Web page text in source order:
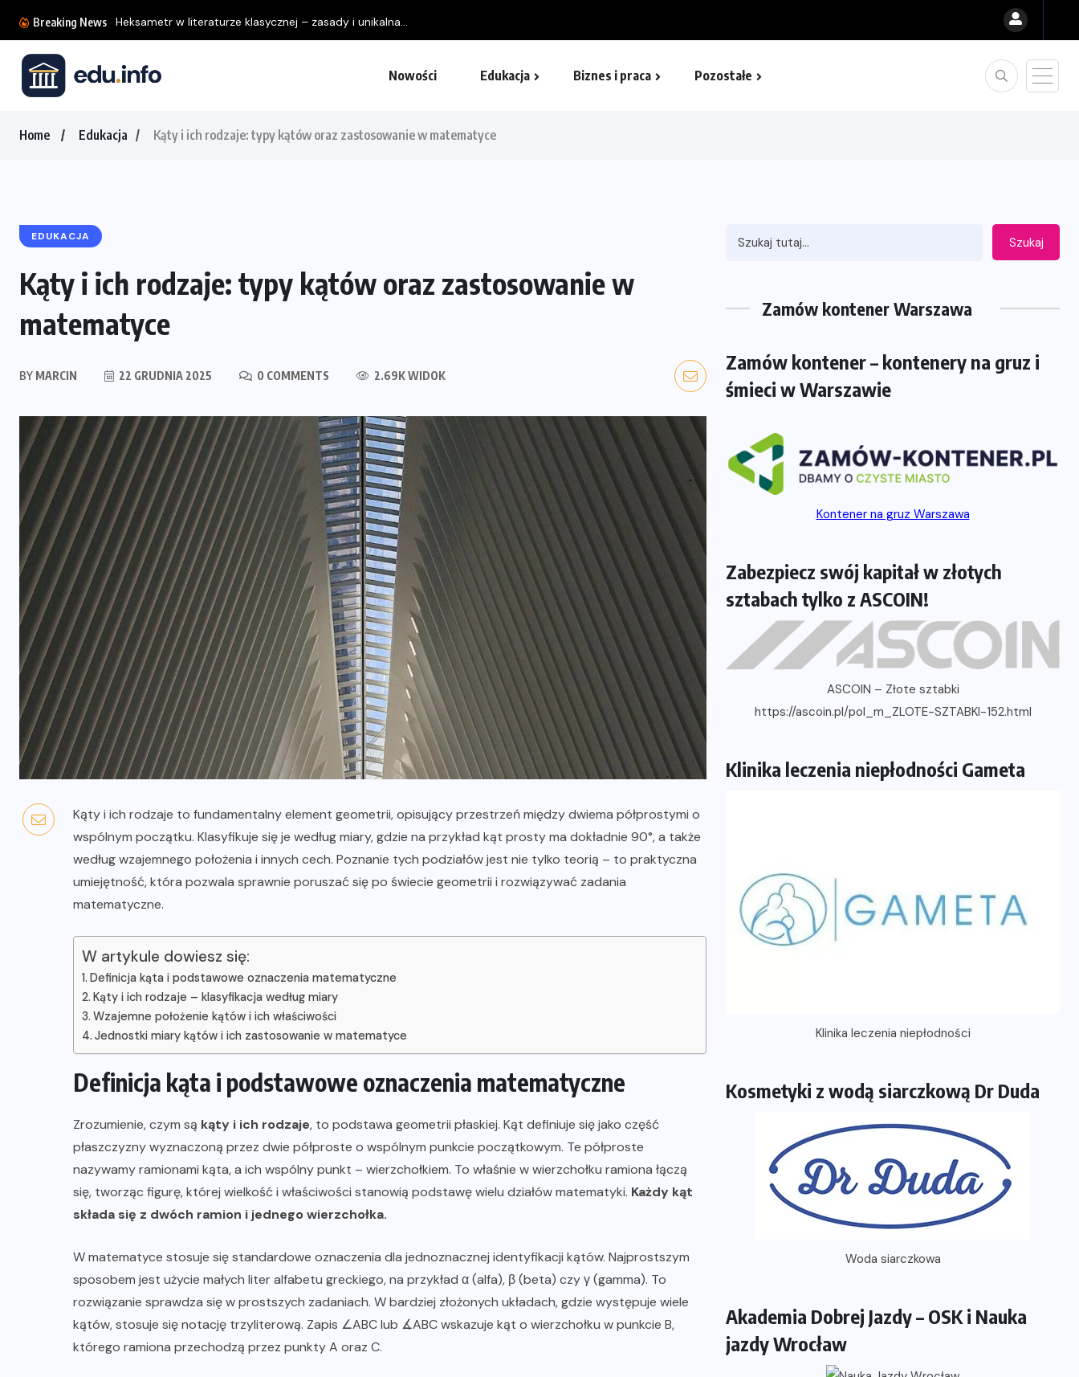
Breaking News
Nowości Edukacja Biznes i praca Pozostałe
Home Edukacja Kąty i ich rodzaje: typy kątów oraz zastosowanie w matematyce
EDUKACJA
Kąty i ich rodzaje: typy kątów oraz zastosowanie w
matematyce
BY MARCIN 22 GRUDNIA 2025 0 COMMENTS 2.69K WIDOK
Kąty i ich rodzaje to fundamentalny element geometrii, opisujący przestrzeń między dwiema półprostymi o
wspólnym początku. Klasyfikuje się je według miary, gdzie na przykład kąt prosty ma dokładnie 90°, a także
według wzajemnego położenia i innych cech. Poznanie tych podziałów jest nie tylko teorią – to praktyczna
umiejętność, która pozwala sprawnie poruszać się po świecie geometrii i rozwiązywać zadania
matematyczne.
W artykule dowiesz się:
Definicja kąta i podstawowe oznaczenia matematyczne
Kąty i ich rodzaje – klasyfikacja według miary
Wzajemne położenie kątów i ich właściwości
Jednostki miary kątów i ich zastosowanie w matematyce
Definicja kąta i podstawowe oznaczenia matematyczne
Zrozumienie, czym są kąty i ich rodzaje, to podstawa geometrii płaskiej. Kąt definiuje się jako część
płaszczyzny wyznaczoną przez dwie półproste o wspólnym punkcie początkowym. Te półproste
nazywamy ramionami kąta, a ich wspólny punkt – wierzchołkiem. To właśnie w wierzchołku ramiona łączą
się, tworząc figurę, której wielkość i właściwości stanowią podstawę wielu działów matematyki. Każdy kąt
składa się z dwóch ramion i jednego wierzchołka.
W matematyce stosuje się standardowe oznaczenia dla jednoznacznej identyfikacji kątów. Najprostszym
sposobem jest użycie małych liter alfabetu greckiego, na przykład α (alfa), β (beta) czy γ (gamma). To
rozwiązanie sprawdza się w prostszych zadaniach. W bardziej złożonych układach, gdzie występuje wiele
kątów, stosuje się notację trzyliterową. Zapis ∠ABC lub ∡ABC wskazuje kąt o wierzchołku w punkcie B,
którego ramiona przechodzą przez punkty A oraz C.
Szukaj
Zamów kontener Warszawa
Zamów kontener – kontenery na gruz i
śmieci w Warszawie
Kontener na gruz Warszawa
Zabezpiecz swój kapitał w złotych
sztabach tylko z ASCOIN!
ASCOIN – Złote sztabki
https://ascoin.pl/pol_m_ZLOTE-SZTABKI-152.html
Klinika leczenia niepłodności Gameta
Klinika leczenia niepłodności
Kosmetyki z wodą siarczkową Dr Duda
Woda siarczkowa
Akademia Dobrej Jazdy – OSK i Nauka
jazdy Wrocław